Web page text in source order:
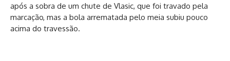
após a sobra de um chute de Vlasic, que foi travado pela
marcação, mas a bola arrematada pelo meia subiu pouco
acima do travessão.